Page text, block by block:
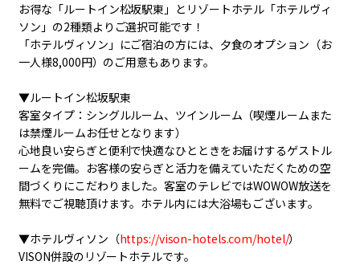
お得な「ルートイン松坂駅東」とリゾートホテル「ホテルヴィ
ソン」の2種類よりご選択可能です！
「ホテルヴィソン」にご宿泊の方には、夕食のオプション（お
一人様8,000円）のご用意もあります。
▼ルートイン松坂駅東
客室タイプ：シングルルーム、ツインルーム（喫煙ルームまた
は禁煙ルームお任せとなります）
心地良い安らぎと便利で快適なひとときをお届けするゲストル
ームを完備。お客様の安らぎと活力を備えていただくための空
間づくりにこだわりました。客室のテレビではWOWOW放送を
無料でご視聴頂けます。ホテル内には大浴場もございます。
▼ホテルヴィソン（https://vison-hotels.com/hotel/）
VISON併設のリゾートホテルです。